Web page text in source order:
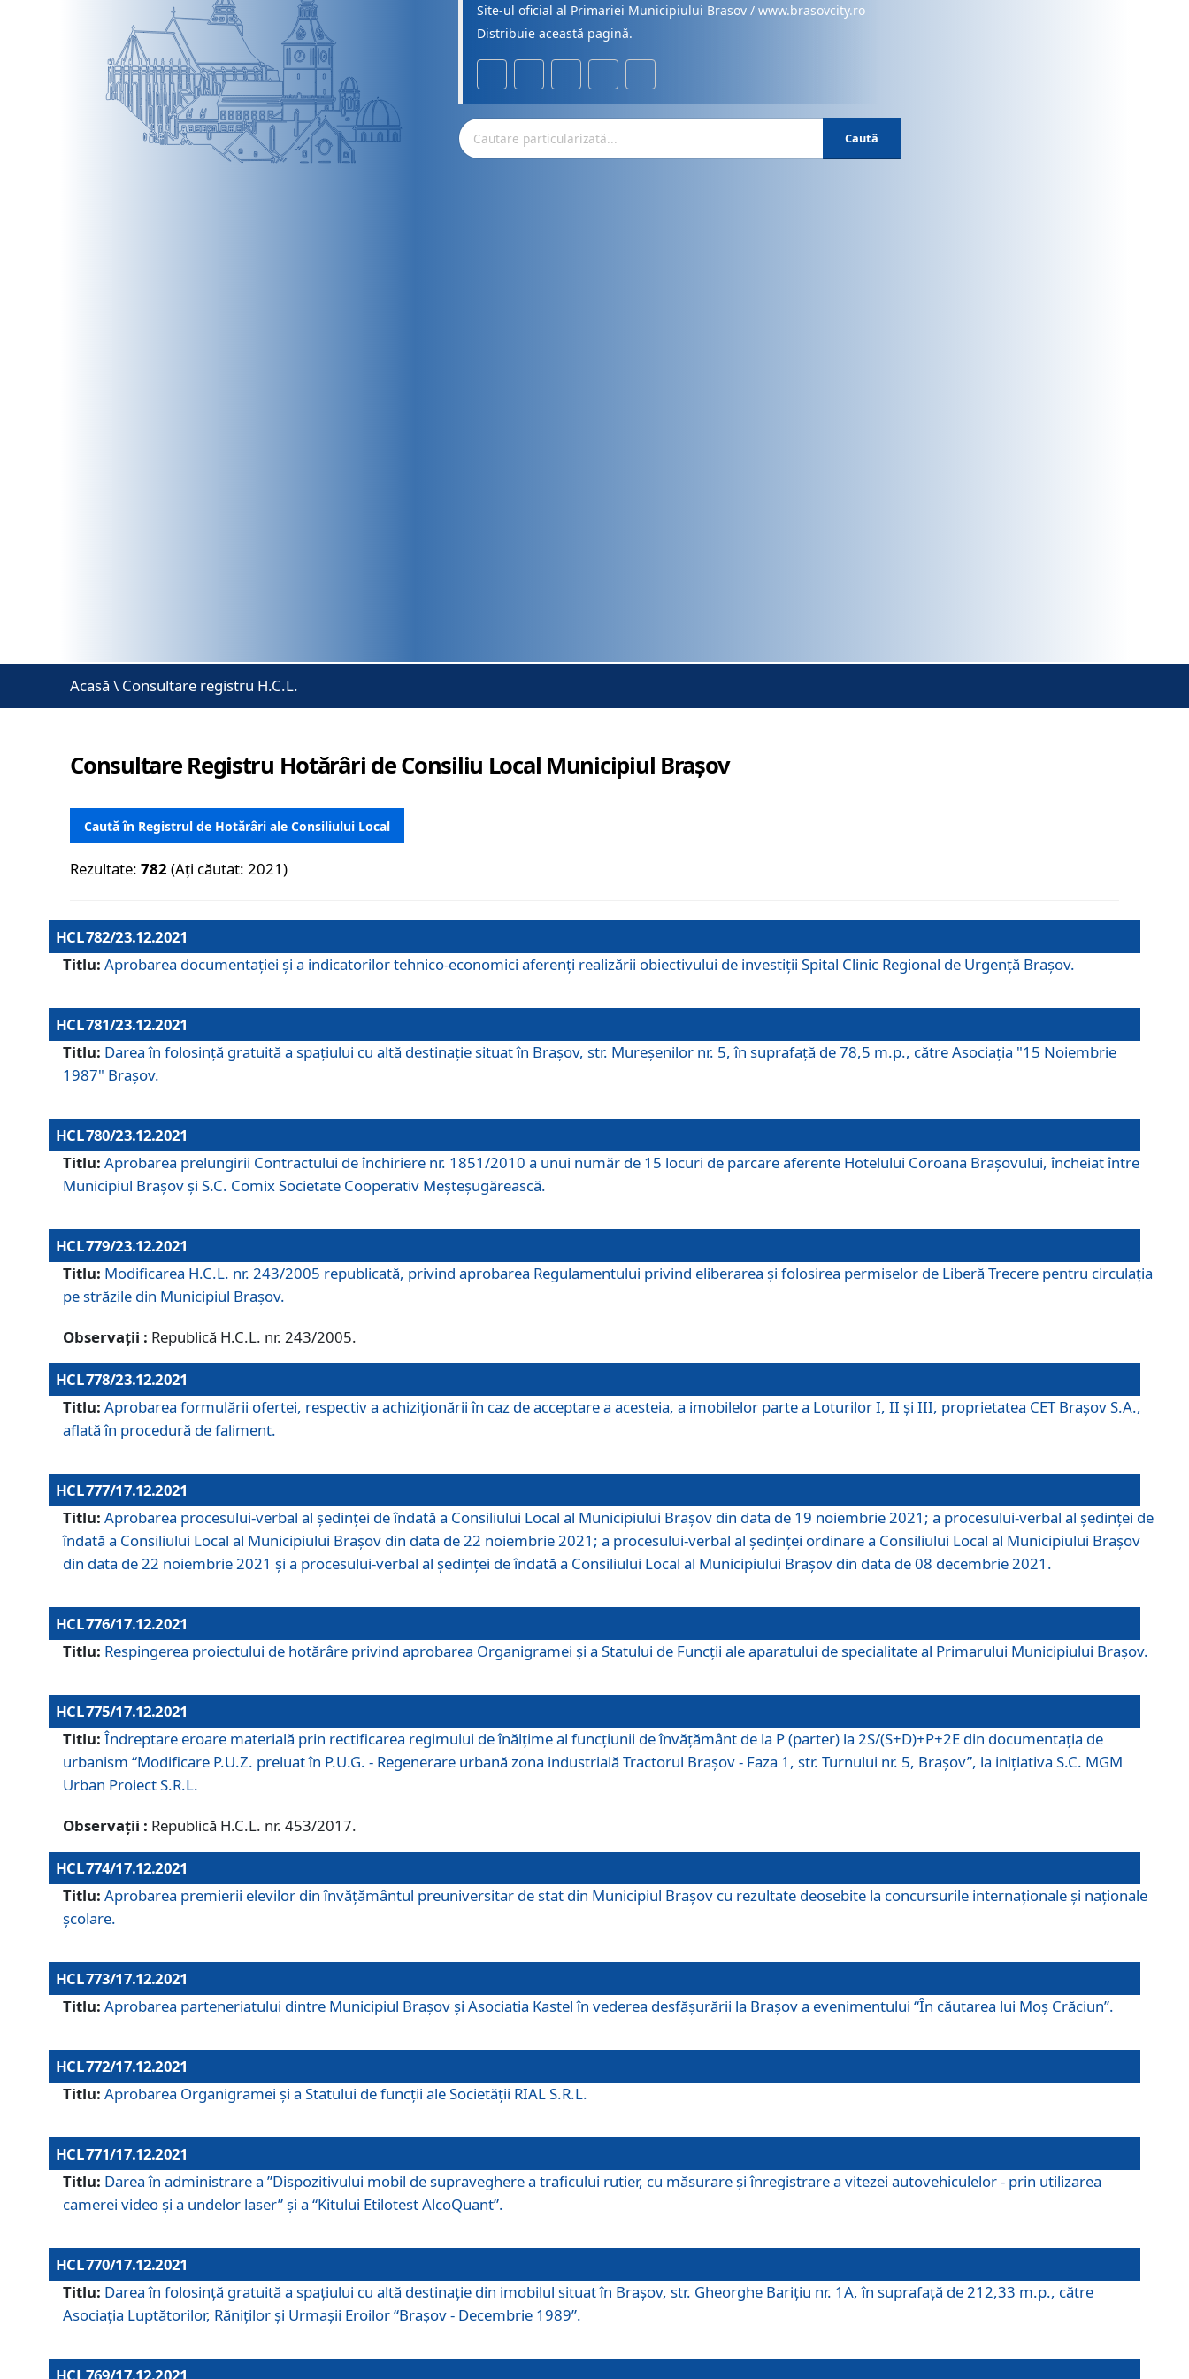
Site-ul oficial al Primariei Municipiului Brasov / www.brasovcity.ro
Distribuie această pagină.
Caută
Acasă \ Consultare registru H.C.L.
Consultare Registru Hotărâri de Consiliu Local Municipiul Brașov
Caută în Registrul de Hotărâri ale Consiliului Local
Rezultate:782 (Ați căutat: 2021)
HCL 782/23.12.2021
Titlu: Aprobarea documentației și a indicatorilor tehnico-economici aferenți realizării obiectivului de investiții Spital Clinic Regional de Urgență Brașov.
HCL 781/23.12.2021
Titlu: Darea în folosinţă gratuită a spaţiului cu altă destinaţie situat în Braşov, str. Mureşenilor nr. 5, în suprafaţă de 78,5 m.p., către Asociaţia "15 Noiembrie
1987" Braşov.
HCL 780/23.12.2021
Titlu: Aprobarea prelungirii Contractului de închiriere nr. 1851/2010 a unui număr de 15 locuri de parcare aferente Hotelului Coroana Brașovului, încheiat între
Municipiul Braşov şi S.C. Comix Societate Cooperativ Meșteșugărească.
HCL 779/23.12.2021
Titlu: Modificarea H.C.L. nr. 243/2005 republicată, privind aprobarea Regulamentului privind eliberarea şi folosirea permiselor de Liberă Trecere pentru circulația
pe străzile din Municipiul Braşov.
Observații : Republică H.C.L. nr. 243/2005.
HCL 778/23.12.2021
Titlu: Aprobarea formulării ofertei, respectiv a achiziționării în caz de acceptare a acesteia, a imobilelor parte a Loturilor I, II și III, proprietatea CET Brașov S.A.,
aflată în procedură de faliment.
HCL 777/17.12.2021
Titlu: Aprobarea procesului-verbal al şedinţei de îndată a Consiliului Local al Municipiului Braşov din data de 19 noiembrie 2021; a procesului-verbal al şedinţei de
îndată a Consiliului Local al Municipiului Braşov din data de 22 noiembrie 2021; a procesului-verbal al şedinţei ordinare a Consiliului Local al Municipiului Braşov
din data de 22 noiembrie 2021 și a procesului-verbal al şedinţei de îndată a Consiliului Local al Municipiului Braşov din data de 08 decembrie 2021.
HCL 776/17.12.2021
Titlu: Respingerea proiectului de hotărâre privind aprobarea Organigramei şi a Statului de Funcţii ale aparatului de specialitate al Primarului Municipiului Braşov.
HCL 775/17.12.2021
Titlu: Îndreptare eroare materială prin rectificarea regimului de înălţime al funcţiunii de învăţământ de la P (parter) la 2S/(S+D)+P+2E din documentaţia de
urbanism “Modificare P.U.Z. preluat în P.U.G. - Regenerare urbană zona industrială Tractorul Braşov - Faza 1, str. Turnului nr. 5, Braşov”, la iniţiativa S.C. MGM
Urban Proiect S.R.L.
Observații : Republică H.C.L. nr. 453/2017.
HCL 774/17.12.2021
Titlu: Aprobarea premierii elevilor din învățământul preuniversitar de stat din Municipiul Brașov cu rezultate deosebite la concursurile internaționale și naționale
școlare.
HCL 773/17.12.2021
Titlu: Aprobarea parteneriatului dintre Municipiul Brașov și Asociatia Kastel în vederea desfăşurării la Brașov a evenimentului “În căutarea lui Moș Crăciun”.
HCL 772/17.12.2021
Titlu: Aprobarea Organigramei şi a Statului de funcţii ale Societăţii RIAL S.R.L.
HCL 771/17.12.2021
Titlu: Darea în administrare a ”Dispozitivului mobil de supraveghere a traficului rutier, cu măsurare și înregistrare a vitezei autovehiculelor - prin utilizarea
camerei video și a undelor laser” și a “Kitului Etilotest AlcoQuant”.
HCL 770/17.12.2021
Titlu: Darea în folosinţă gratuită a spaţiului cu altă destinaţie din imobilul situat în Braşov, str. Gheorghe Bariţiu nr. 1A, în suprafaţă de 212,33 m.p., către
Asociaţia Luptătorilor, Răniţilor şi Urmaşii Eroilor “Braşov - Decembrie 1989”.